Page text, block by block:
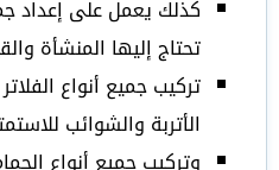
كذلك يعمل على إعداد
تحتاج إليها المنشأة
تركيب جميع أنواع
الأتربة والشوائب
وتركيب جميع أنواع